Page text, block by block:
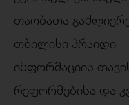
თაობათა
თბილისი პრაიდი
ინფორმაციის
რეფორმებისა და